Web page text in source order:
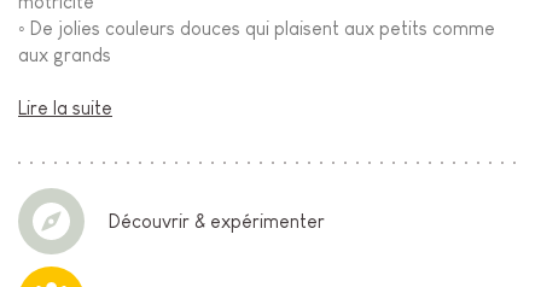
◦ De jolies couleurs douces qui plaisent aux petits comme
aux grands
Lire la suite
Découvrir & expérimenter